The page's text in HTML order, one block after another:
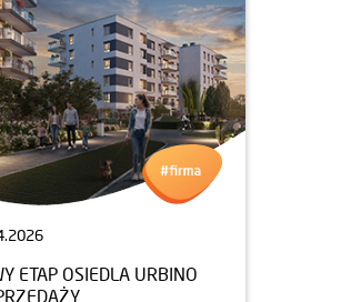
ETAP OSIEDLA URBINO